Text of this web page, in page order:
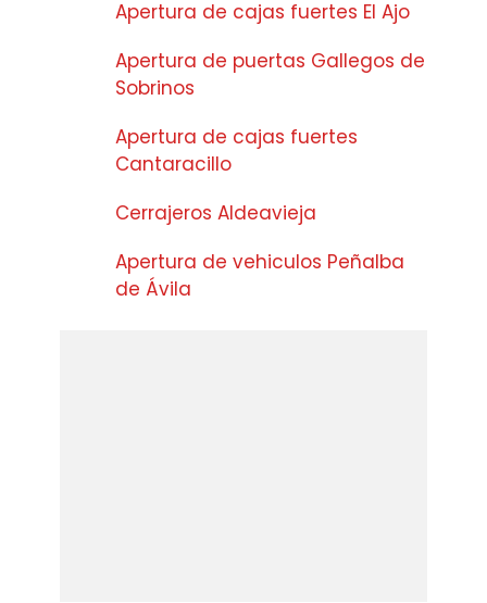
Apertura de cajas fuertes El Ajo
Apertura de puertas Gallegos de
Sobrinos
Apertura de cajas fuertes
Cantaracillo
Cerrajeros Aldeavieja
Apertura de vehiculos Peñalba
de Ávila